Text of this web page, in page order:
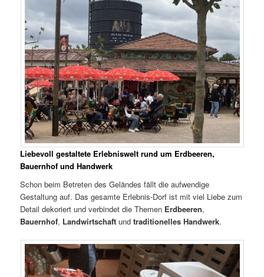
Liebevoll gestaltete Erlebniswelt rund um Erdbeeren,
Bauernhof und Handwerk
Schon beim Betreten des Geländes fällt die aufwendige
Gestaltung auf. Das gesamte Erlebnis-Dorf ist mit viel Liebe zum
Detail dekoriert und verbindet die Themen Erdbeeren,
Bauernhof, Landwirtschaft undtraditionelles Handwerk.